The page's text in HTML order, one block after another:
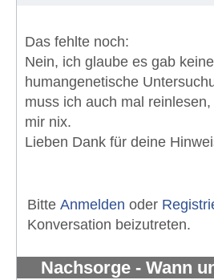
Das fehlte noch:
Nein, ich glaube es gab keine
humangenetische
muss ich auch mal
mir nix.
Lieben Dank für deine
Bitte Anmelden oder
Konversation beizutreten.
Nachsorge - Wann